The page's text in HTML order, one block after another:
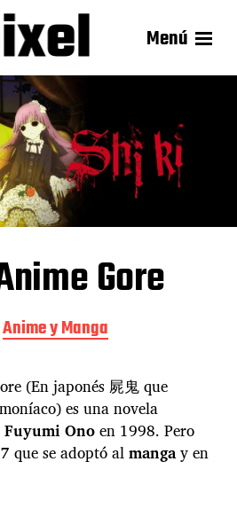
Menú
Gore
Anime y Manga
(En japonés 屍鬼 que
es una novela
Fuyumi Onoen 1998. Pero
que se adoptó almangay en